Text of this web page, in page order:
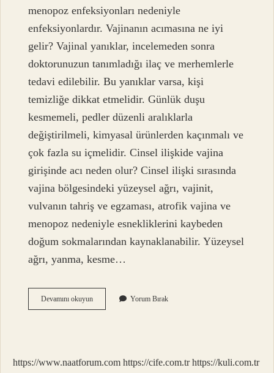
menopoz enfeksiyonları nedeniyle
enfeksiyonlardır. Vajinanın acımasına ne iyi
gelir? Vajinal yanıklar, incelemeden sonra
doktorunuzun tanımladığı ilaç ve merhemlerle
tedavi edilebilir. Bu yanıklar varsa, kişi
temizliğe dikkat etmelidir. Günlük duşu
kesmemeli, pedler düzenli aralıklarla
değiştirilmeli, kimyasal ürünlerden kaçınmalı ve
çok fazla su içmelidir. Cinsel ilişkide vajina
girişinde acı neden olur? Cinsel ilişki sırasında
vajina bölgesindeki yüzeysel ağrı, vajinit,
vulvanın tahriş ve egzaması, atrofik vajina ve
menopoz nedeniyle esnekliklerini kaybeden
doğum sokmalarından kaynaklanabilir. Yüzeysel
ağrı, yanma, kesme…
Devamını okuyunVajina
Girişinde
Yorum Bırak
https://www.naatforum.com https://cife.com.tr https://kuli.com.tr